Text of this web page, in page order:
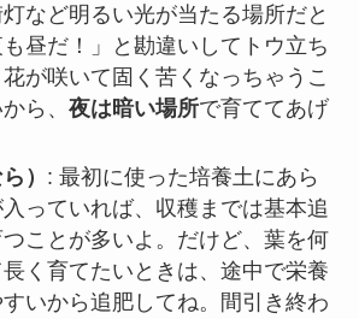
など明るい光が当たる場所だと
昼だ！」と勘違いしてトウ立ち
花が咲いて固く苦くなっちゃうこ
ら、 夜は暗い場所で育ててあげ
） : 最初に使った培養土にあら
っていれば、収穫までは基本追
ことが多いよ。だけど、葉を何
く育てたいときは、途中で栄養
いから追肥してね。間引き終わ